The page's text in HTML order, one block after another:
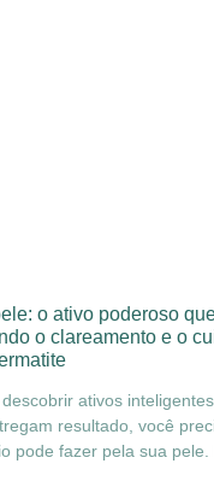
o ativo poderoso
o clareamento e o
ativos
resultado, você
pode fazer pela sua pele.